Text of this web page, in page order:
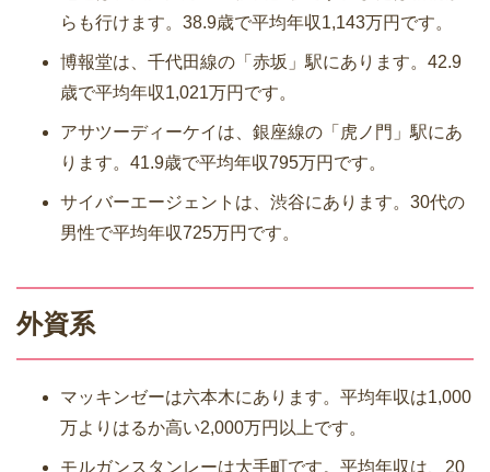
らも行けます。38.9歳で平均年収1,143万円です。
博報堂は、千代田線の「赤坂」駅にあります。42.9
歳で平均年収1,021万円です。
アサツーディーケイは、銀座線の「虎ノ門」駅にあ
ります。41.9歳で平均年収795万円です。
サイバーエージェントは、渋谷にあります。30代の
男性で平均年収725万円です。
外資系
マッキンゼーは六本木にあります。平均年収は1,000
万よりはるか高い2,000万円以上です。
モルガンスタンレーは大手町です。平均年収は、20